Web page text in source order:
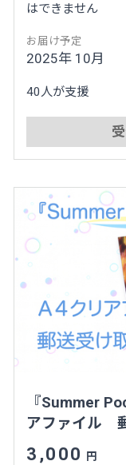
はできません
お届け予定
2025年 10月
40人が支援
『Summer
アファイル
3,000 円